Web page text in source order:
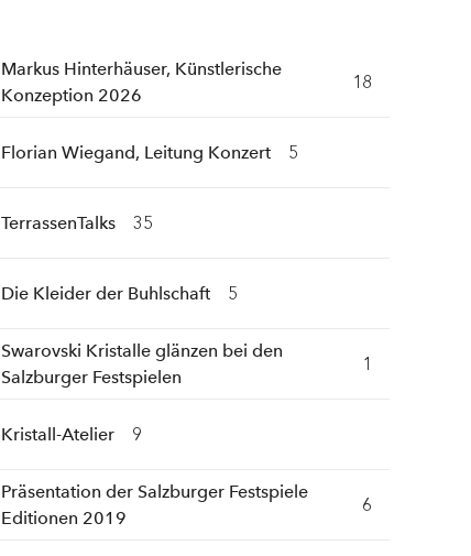
Markus Hinterhäuser, Künstlerische
Konzeption 2026
18
Florian Wiegand, Leitung Konzert 5
TerrassenTalks 35
Die Kleider der Buhlschaft 5
Swarovski Kristalle glänzen bei den
Salzburger Festspielen
1
Kristall-Atelier 9
Präsentation der Salzburger Festspiele
Editionen 2019
6